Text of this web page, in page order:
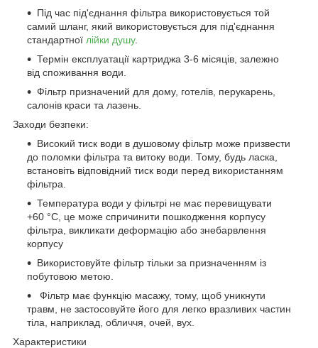
Під час під'єднання фільтра використовується той
самий шланг, який використовується для під'єднання
стандартної лійки душу.
Термін експлуатації картриджа 3-6 місяців, залежно
від споживання води.
Фільтр призначений для дому, готелів, перукарень,
салонів краси та лазень.
Заходи безпеки:
Високий тиск води в душовому фільтр може призвести
до поломки фільтра та витоку води. Тому, будь ласка,
встановіть відповідний тиск води перед використанням
фільтра.
Температура води у фільтрі не має перевищувати
+60 °C, це може спричинити пошкодження корпусу
фільтра, викликати деформацію або знебарвлення
корпусу
Використовуйте фільтр тільки за призначенням із
побутовою метою.
Фільтр має функцію масажу, тому, щоб уникнути
травм, не застосовуйте його для легко вразливих частин
тіла, наприклад, обличчя, очей, вух.
Характеристики